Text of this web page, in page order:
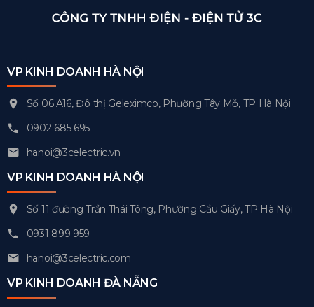
VP KINH DOANH HÀ NỘI
Số 06 A16, Đô thị Geleximco, Phường Tây Mỗ, TP Hà Nội
0902 685 695
hanoi@3celectric.vn
VP KINH DOANH HÀ NỘI
Số 11 đường Trần Thái Tông, Phường Cầu Giấy, TP Hà Nội
0931 899 959
hanoi@3celectric.com
VP KINH DOANH ĐÀ NẴNG